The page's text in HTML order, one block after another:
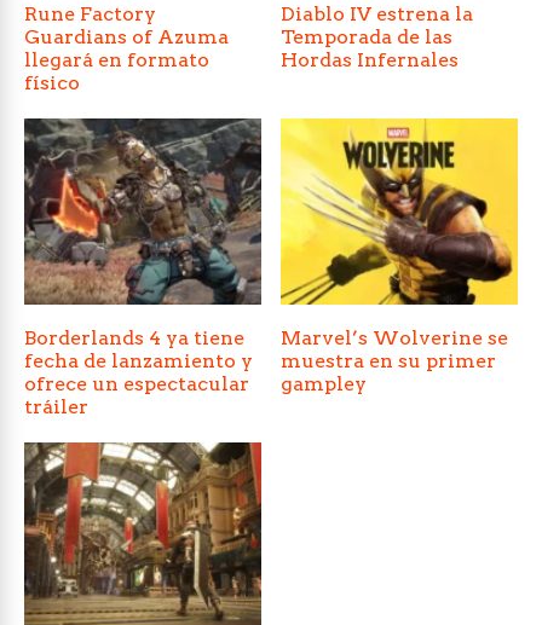
Rune Factory
Guardians of Azuma
llegará en formato
físico
Diablo IV estrena la
Temporada de las
Hordas Infernales
Borderlands 4 ya tiene
fecha de lanzamiento y
ofrece un espectacular
tráiler
Marvel’s Wolverine se
muestra en su primer
gampley